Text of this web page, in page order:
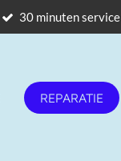
30 minuten service
REPARATIE